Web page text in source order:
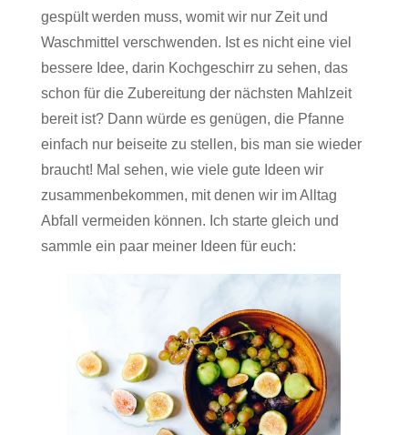
gespült werden muss, womit wir nur Zeit und
Waschmittel verschwenden. Ist es nicht eine viel
bessere Idee, darin Kochgeschirr zu sehen, das
schon für die Zubereitung der nächsten Mahlzeit
bereit ist? Dann würde es genügen, die Pfanne
einfach nur beiseite zu stellen, bis man sie wieder
braucht! Mal sehen, wie viele gute Ideen wir
zusammenbekommen, mit denen wir im Alltag
Abfall vermeiden können. Ich starte gleich und
sammle ein paar meiner Ideen für euch: